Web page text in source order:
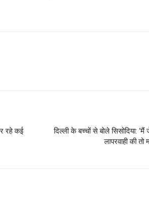
रहे कई
दिल्ली के बच्चों से बोले सिसोदिया:
लापरवाही की तो